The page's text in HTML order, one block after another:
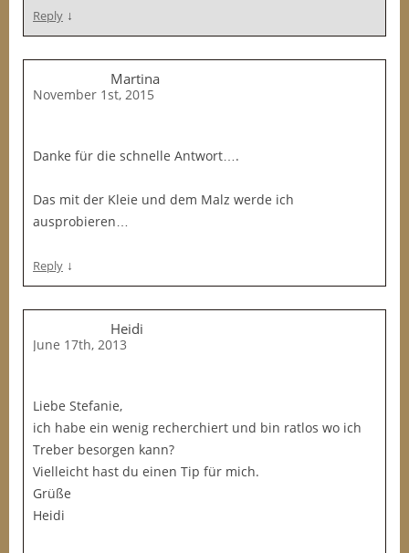
Reply ↓
Martina
November 1st, 2015
Danke für die schnelle Antwort….
Das mit der Kleie und dem Malz werde ich
ausprobieren…
Reply ↓
Heidi
June 17th, 2013
Liebe Stefanie,
ich habe ein wenig recherchiert und bin ratlos wo ich
Treber besorgen kann?
Vielleicht hast du einen Tip für mich.
Grüße
Heidi